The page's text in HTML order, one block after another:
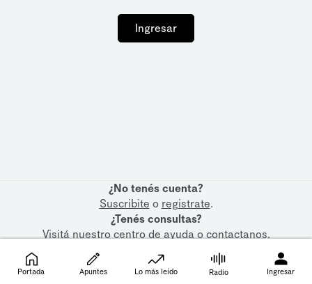
Ingresar
¿No tenés cuenta?
Suscribite o registrate.
¿Tenés consultas?
Visitá nuestrocentro de ayudaocontactanos.
Portada Apuntes Lo más leído Radio Ingresar